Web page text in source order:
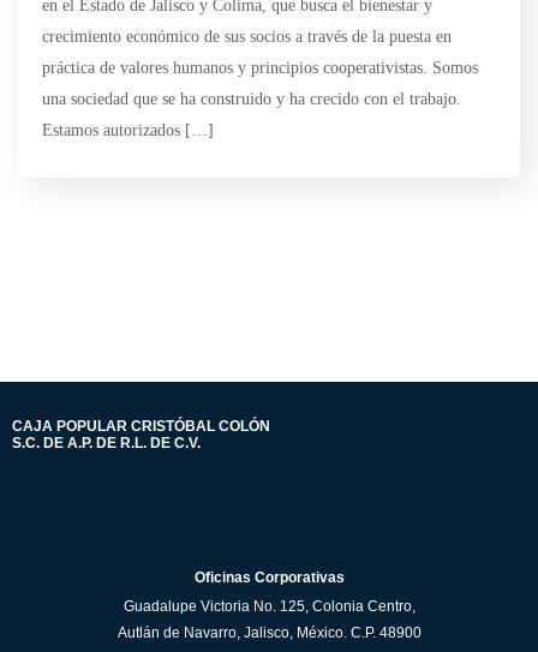
en el Estado de Jalisco y Colima, que busca el bienestar y
crecimiento económico de sus socios a través de la puesta en
práctica de valores humanos y principios cooperativistas. Somos
una sociedad que se ha construido y ha crecido con el trabajo.
Estamos autorizados […]
CAJA POPULAR CRISTÓBAL COLÓN
S.C. DE A.P. DE R.L. DE C.V.
Oficinas Corporativas
Guadalupe Victoria No. 125, Colonia Centro,
Autlán de Navarro, Jalisco, México. C.P. 48900